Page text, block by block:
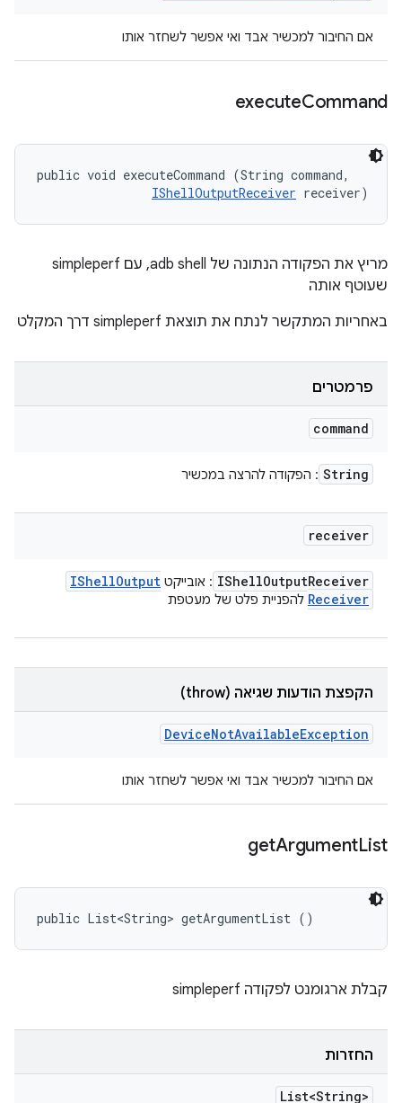
אם החיבור למכשיר אבד ואי אפשר לשחזר אותו
executeCommand
public void executeCommand (String command,
IShellOutputReceiver receiver)
מריץ את הפקודה הנתונה של adb shell, עם simpleperf
שעוטף אותה
באחריות המתקשר לנתח את תוצאת simpleperf דרך המקלט
פרמטרים
command
String : הפקודה להרצה במכשיר
receiver
IShellOutputReceiver : אובייקט IShellOutput
Receiver להפניית פלט של מעטפת
הקפצת הודעות שגיאה (throw)
DeviceNotAvailableException
אם החיבור למכשיר אבד ואי אפשר לשחזר אותו
getArgumentList
public List<String> getArgumentList ()
קבלת ארגומנט לפקודה simpleperf
החזרות
List<String>